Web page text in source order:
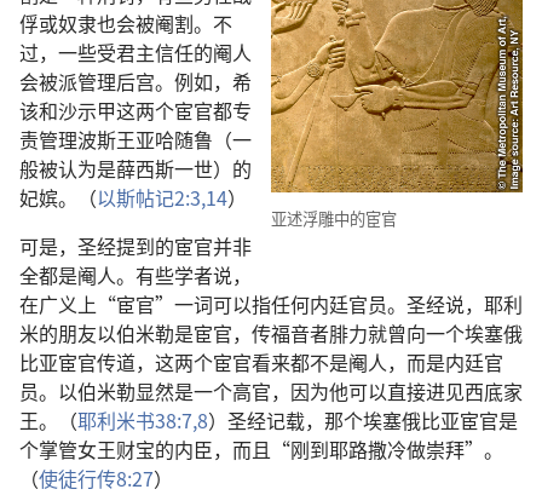
亚述浮雕中的宦官
俘或奴隶也会被阉割。不
过，一些受君主信任的阉人
会被派管理后宫。例如，希
该和沙示甲这两个宦官都专
责管理波斯王亚哈随鲁（一
般被认为是薛西斯一世）的
妃嫔。（以斯帖记2:3,14）
可是，圣经提到的宦官并非
全都是阉人。有些学者说，
在广义上“宦官”一词可以指任何内廷官员。圣经说，耶利
米的朋友以伯米勒是宦官，传福音者腓力就曾向一个埃塞俄
比亚宦官传道，这两个宦官看来都不是阉人，而是内廷官
员。以伯米勒显然是一个高官，因为他可以直接进见西底家
王。（耶利米书38:7,8）圣经记载，那个埃塞俄比亚宦官是
个掌管女王财宝的内臣，而且“刚到耶路撒冷做崇拜”。
（使徒行传8:27）